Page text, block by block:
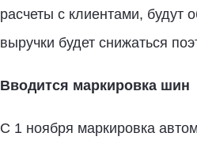
расчеты с клиентами, будут
выручки будет снижаться
Вводится маркировка шин
С 1 ноября маркировка